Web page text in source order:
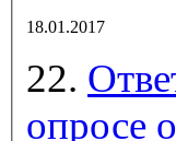
18.01.2017
22.
опросе